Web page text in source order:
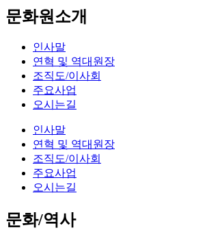
문화원소개
인사말
연혁 및 역대원장
조직도/이사회
주요사업
오시는길
인사말
연혁 및 역대원장
조직도/이사회
주요사업
오시는길
문화/역사